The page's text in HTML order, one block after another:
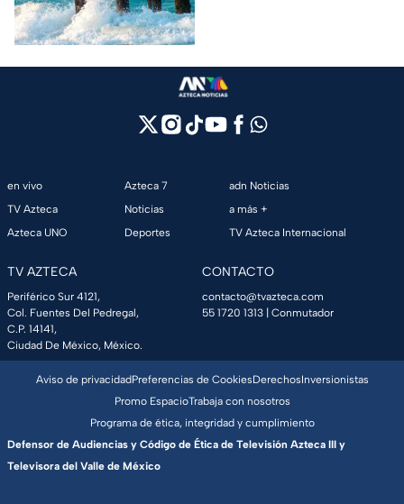
en vivo
TV Azteca
Azteca UNO
Azteca 7
Noticias
Deportes
adn Noticias
a más +
TV Azteca Internacional
TV AZTECA
Periférico Sur 4121,
Col. Fuentes Del Pedregal,
C.P. 14141,
Ciudad De México, México.
CONTACTO
contacto@tvazteca.com
55 1720 1313 | Conmutador
Aviso de privacidadPreferencias de CookiesDerechosInversionistas
Promo EspacioTrabaja con nosotros
Programa de ética, integridad y cumplimiento
Defensor de Audiencias y Código de Ética de Televisión Azteca III y
Televisora del Valle de México